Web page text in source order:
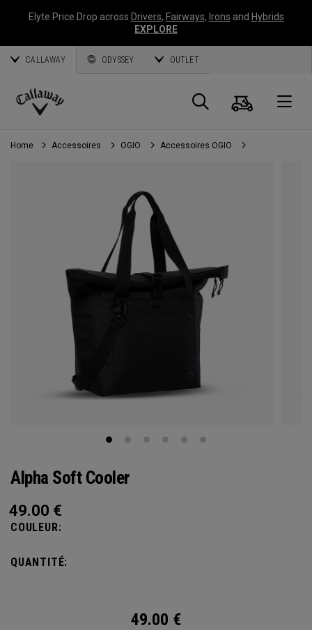
Elyte Price Drop across Drivers, Fairways, Irons and Hybrids
EXPLORE
CALLAWAY ODYSSEY OUTLET
Callaway
Golf
Panier
Home Accessoires OGIO Accessoires OGIO
Alpha Soft Cooler
49.00 €
COULEUR:
QUANTITÉ:
49.00 €